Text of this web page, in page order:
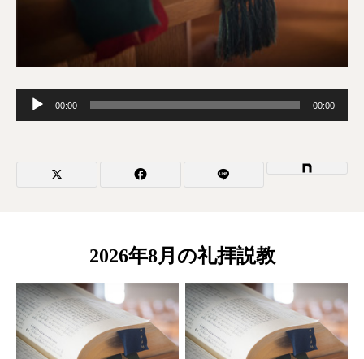
声
00:00 00:00
2026年8月の礼拝説教